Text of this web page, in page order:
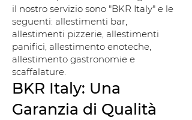
il nostro servizio sono "BKR Italy" e le
seguenti: allestimenti bar,
allestimenti pizzerie, allestimenti
panifici, allestimento enoteche,
allestimento gastronomie e
scaffalature.
BKR Italy: Una
Garanzia di Qualità